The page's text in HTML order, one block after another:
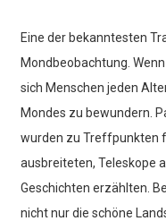
Eine der bekanntesten
Mondbeobachtung.
sich Menschen jeden
Mondes zu bewundern.
wurden zu Treffpunkten
ausbreiteten, Teleskope
Geschichten erzählten.
nicht nur die schöne